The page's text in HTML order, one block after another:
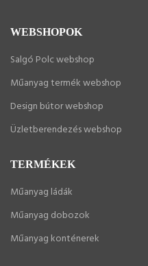
WEBSHOPOK
Salgó Polc webshop
Műanyag termék webshop
Design bútor webshop
Üzletberendezés webshop
TERMÉKEK
Műanyag ládák
Műanyag dobozok
Műanyag konténerek